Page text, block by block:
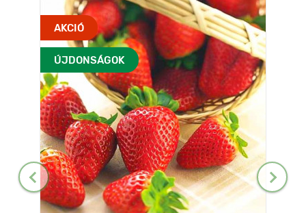
AKCIÓ
ÚJDONSÁGOK